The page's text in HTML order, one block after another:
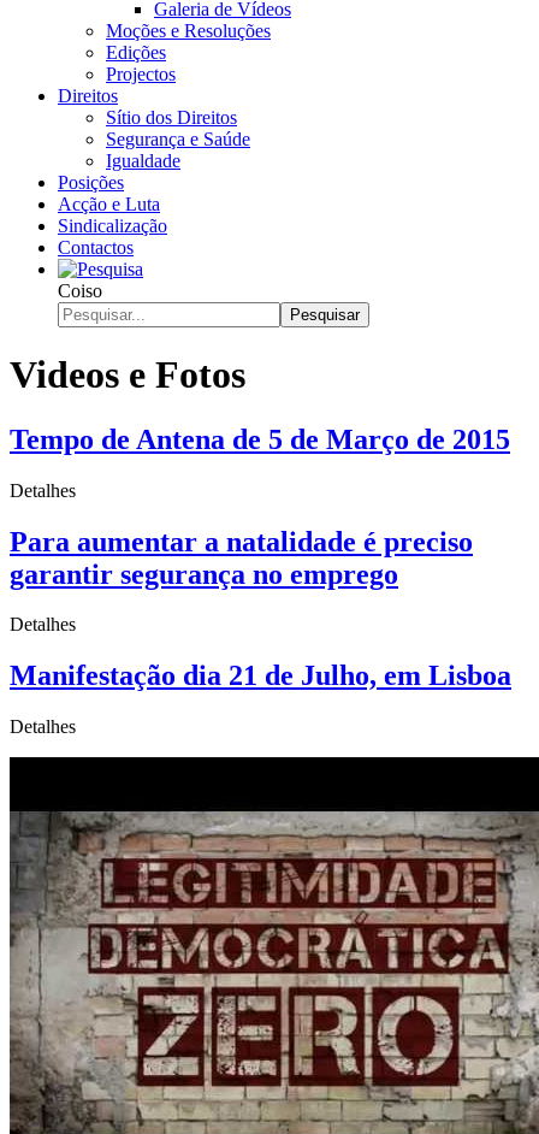
Galeria de Vídeos
Moções e Resoluções
Edições
Projectos
Direitos
Sítio dos Direitos
Segurança e Saúde
Igualdade
Posições
Acção e Luta
Sindicalização
Contactos
Coiso
Pesquisar
Videos e Fotos
Tempo de Antena de 5 de Março de 2015
Detalhes
Para aumentar a natalidade é preciso
garantir segurança no emprego
Detalhes
Manifestação dia 21 de Julho, em Lisboa
Detalhes